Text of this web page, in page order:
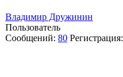
Владимир Дружинин
Пользователь
Сообщений: 80 Регистрация: